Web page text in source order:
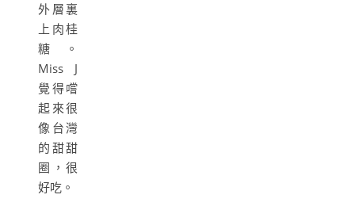
外層裏
上肉桂
糖。
Miss J
覺得嚐
起來很
像台灣
的甜甜
圈，很
好吃。